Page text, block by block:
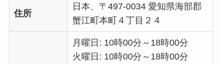
住所
日本、〒497-0034 愛知県海部郡
蟹江町本町４丁目２４
月曜日: 10時00分～18時00分
火曜日: 10時00分～18時00分